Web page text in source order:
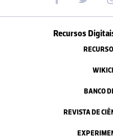
Recursos
BANCO
REVISTA DE